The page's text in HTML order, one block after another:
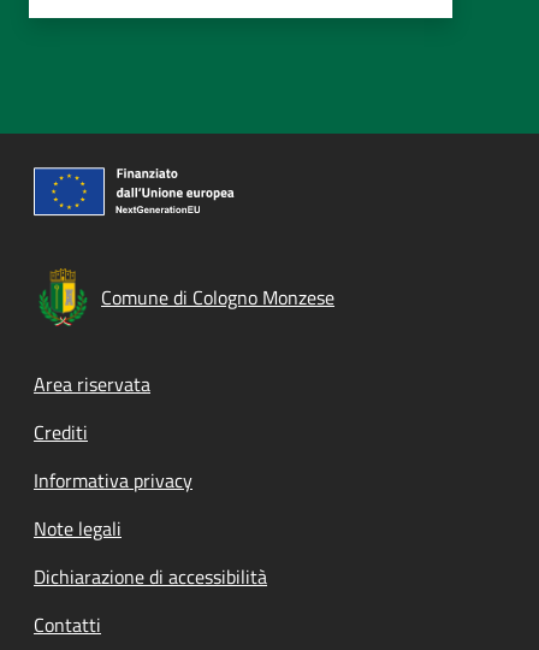
Comune di Cologno Monzese
Footer menu
Area riservata
Crediti
Informativa privacy
Note legali
Dichiarazione di accessibilità
Contatti